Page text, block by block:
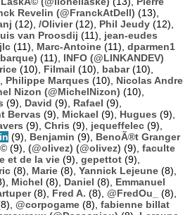
Revelin (@FranckAtDell) (13),
(12), /Olivier(12), Phil Jeudy (12),
van Proosdij (11), jean-eudes
jlc (11), Marc-Antoine (11), dparmen1
(11), INFO (@LINKANDEV)
(10), Filmail (10), babar(10),
Philippe Marques (10), Nicolas Andre
Nizon (@MichelNizon) (10),
(9), David (9), Rafael (9),
Bervas (9), Mickael (9), Hugues (9),
(9), Chris (9), jequeffelec (9),
(9), Benjamin (9), BenoÃ®t Granger
(9), (@olivez) (@olivez) (9), faculte
et de la vie (9), gepettot (9),
(8), Marie (8), Yannick Lejeune (8),
Michel (8), Daniel (8), Emmanuel
(8), Fred A. (8), @FredOu_
(8),
@corpogame (8), fabienne billat